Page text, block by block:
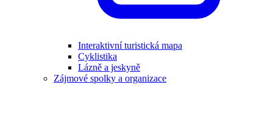
Interaktivní turistická mapa
Cyklistika
Lázně a jeskyně
Zájmové spolky a organizace